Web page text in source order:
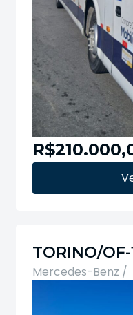
TORINO/
Mercedes-Benz /